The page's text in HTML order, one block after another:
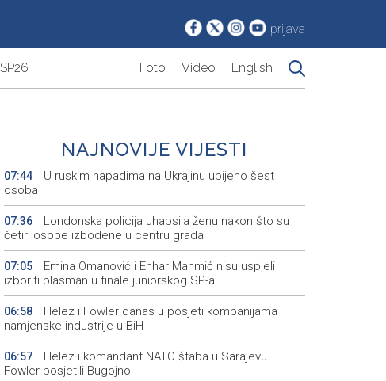
prijava
SP26 Foto Video English
NAJNOVIJE VIJESTI
07:44
U ruskim napadima na Ukrajinu ubijeno šest
osoba
07:36
Londonska policija uhapsila ženu nakon što su
četiri osobe izbodene u centru grada
07:05
Emina Omanović i Enhar Mahmić nisu uspjeli
izboriti plasman u finale juniorskog SP-a
06:58
Helez i Fowler danas u posjeti kompanijama
namjenske industrije u BiH
06:57
Helez i komandant NATO štaba u Sarajevu
Fowler posjetili Bugojno